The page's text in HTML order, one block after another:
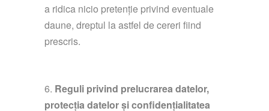
a ridica nicio pretenție privind eventuale
daune, dreptul la astfel de cereri fiind
prescris.
Reguli privind prelucrarea datelor,
protecția datelor și confidențialitatea